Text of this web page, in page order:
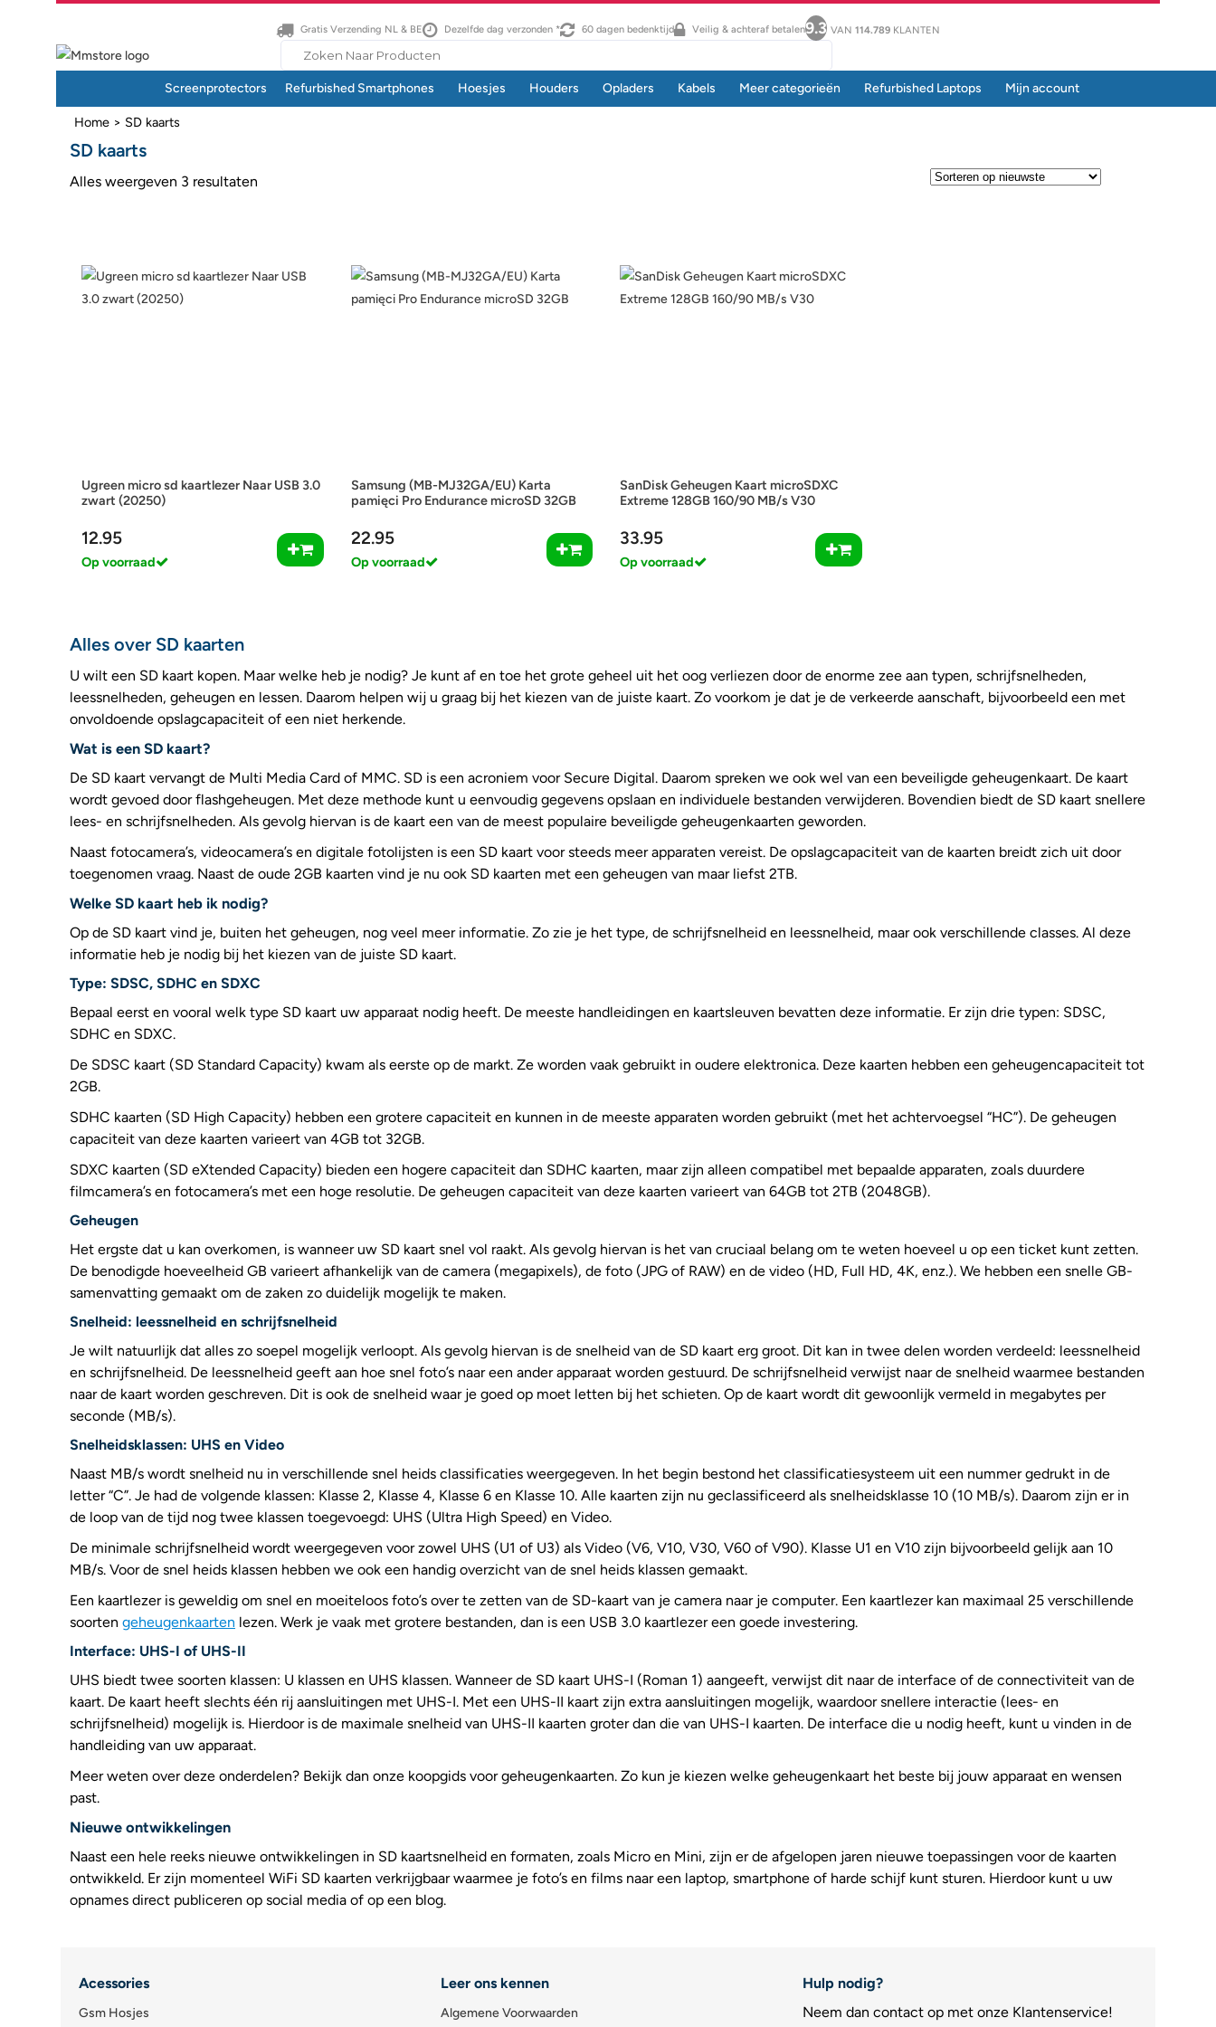
Gratis Verzending NL & BE Dezelfde dag verzonden * 60 dagen bedenktijd Veilig & achteraf betalen9.3 VAN 114.789 KLANTEN
Search
Screenprotectors
Refurbished Smartphones Hoesjes Houders Opladers Kabels Meer categorieën Refurbished Laptops Mijn account
Home > SD kaarts
SD kaarts
Alles weergeven 3 resultaten
Ugreen micro sd kaartlezer Naar USB 3.0
zwart (20250)
12.95
Op voorraad
Samsung (MB-MJ32GA/EU) Karta
pamięci Pro Endurance microSD 32GB
22.95
Op voorraad
SanDisk Geheugen Kaart microSDXC
Extreme 128GB 160/90 MB/s V30
33.95
Op voorraad
Alles over SD kaarten
U wilt een SD kaart kopen. Maar welke heb je nodig? Je kunt af en toe het grote geheel uit het oog verliezen door de enorme zee aan typen, schrijfsnelheden,
leessnelheden, geheugen en lessen. Daarom helpen wij u graag bij het kiezen van de juiste kaart. Zo voorkom je dat je de verkeerde aanschaft, bijvoorbeeld een met
onvoldoende opslagcapaciteit of een niet herkende.
Wat is een SD kaart?
De SD kaart vervangt de Multi Media Card of MMC. SD is een acroniem voor Secure Digital. Daarom spreken we ook wel van een beveiligde geheugenkaart. De kaart
wordt gevoed door flashgeheugen. Met deze methode kunt u eenvoudig gegevens opslaan en individuele bestanden verwijderen. Bovendien biedt de SD kaart snellere
lees- en schrijfsnelheden. Als gevolg hiervan is de kaart een van de meest populaire beveiligde geheugenkaarten geworden.
Naast fotocamera’s, videocamera’s en digitale fotolijsten is een SD kaart voor steeds meer apparaten vereist. De opslagcapaciteit van de kaarten breidt zich uit door
toegenomen vraag. Naast de oude 2GB kaarten vind je nu ook SD kaarten met een geheugen van maar liefst 2TB.
Welke SD kaart heb ik nodig?
Op de SD kaart vind je, buiten het geheugen, nog veel meer informatie. Zo zie je het type, de schrijfsnelheid en leessnelheid, maar ook verschillende classes. Al deze
informatie heb je nodig bij het kiezen van de juiste SD kaart.
Type: SDSC, SDHC en SDXC
Bepaal eerst en vooral welk type SD kaart uw apparaat nodig heeft. De meeste handleidingen en kaartsleuven bevatten deze informatie. Er zijn drie typen: SDSC,
SDHC en SDXC.
De SDSC kaart (SD Standard Capacity) kwam als eerste op de markt. Ze worden vaak gebruikt in oudere elektronica. Deze kaarten hebben een geheugencapaciteit tot
2GB.
SDHC kaarten (SD High Capacity) hebben een grotere capaciteit en kunnen in de meeste apparaten worden gebruikt (met het achtervoegsel “HC”). De geheugen
capaciteit van deze kaarten varieert van 4GB tot 32GB.
SDXC kaarten (SD eXtended Capacity) bieden een hogere capaciteit dan SDHC kaarten, maar zijn alleen compatibel met bepaalde apparaten, zoals duurdere
filmcamera’s en fotocamera’s met een hoge resolutie. De geheugen capaciteit van deze kaarten varieert van 64GB tot 2TB (2048GB).
Geheugen
Het ergste dat u kan overkomen, is wanneer uw SD kaart snel vol raakt. Als gevolg hiervan is het van cruciaal belang om te weten hoeveel u op een ticket kunt zetten.
De benodigde hoeveelheid GB varieert afhankelijk van de camera (megapixels), de foto (JPG of RAW) en de video (HD, Full HD, 4K, enz.). We hebben een snelle GB-
samenvatting gemaakt om de zaken zo duidelijk mogelijk te maken.
Snelheid: leessnelheid en schrijfsnelheid
Je wilt natuurlijk dat alles zo soepel mogelijk verloopt. Als gevolg hiervan is de snelheid van de SD kaart erg groot. Dit kan in twee delen worden verdeeld: leessnelheid
en schrijfsnelheid. De leessnelheid geeft aan hoe snel foto’s naar een ander apparaat worden gestuurd. De schrijfsnelheid verwijst naar de snelheid waarmee bestanden
naar de kaart worden geschreven. Dit is ook de snelheid waar je goed op moet letten bij het schieten. Op de kaart wordt dit gewoonlijk vermeld in megabytes per
seconde (MB/s).
Snelheidsklassen: UHS en Video
Naast MB/s wordt snelheid nu in verschillende snel heids classificaties weergegeven. In het begin bestond het classificatiesysteem uit een nummer gedrukt in de
letter “C”. Je had de volgende klassen: Klasse 2, Klasse 4, Klasse 6 en Klasse 10. Alle kaarten zijn nu geclassificeerd als snelheidsklasse 10 (10 MB/s). Daarom zijn er in
de loop van de tijd nog twee klassen toegevoegd: UHS (Ultra High Speed) en Video.
De minimale schrijfsnelheid wordt weergegeven voor zowel UHS (U1 of U3) als Video (V6, V10, V30, V60 of V90). Klasse U1 en V10 zijn bijvoorbeeld gelijk aan 10
MB/s. Voor de snel heids klassen hebben we ook een handig overzicht van de snel heids klassen gemaakt.
Een kaartlezer is geweldig om snel en moeiteloos foto’s over te zetten van de SD-kaart van je camera naar je computer. Een kaartlezer kan maximaal 25 verschillende
soorten geheugenkaarten lezen. Werk je vaak met grotere bestanden, dan is een USB 3.0 kaartlezer een goede investering.
Interface: UHS-I of UHS-II
UHS biedt twee soorten klassen: U klassen en UHS klassen. Wanneer de SD kaart UHS-I (Roman 1) aangeeft, verwijst dit naar de interface of de connectiviteit van de
kaart. De kaart heeft slechts één rij aansluitingen met UHS-I. Met een UHS-II kaart zijn extra aansluitingen mogelijk, waardoor snellere interactie (lees- en
schrijfsnelheid) mogelijk is. Hierdoor is de maximale snelheid van UHS-II kaarten groter dan die van UHS-I kaarten. De interface die u nodig heeft, kunt u vinden in de
handleiding van uw apparaat.
Meer weten over deze onderdelen? Bekijk dan onze koopgids voor geheugenkaarten. Zo kun je kiezen welke geheugenkaart het beste bij jouw apparaat en wensen
past.
Nieuwe ontwikkelingen
Naast een hele reeks nieuwe ontwikkelingen in SD kaartsnelheid en formaten, zoals Micro en Mini, zijn er de afgelopen jaren nieuwe toepassingen voor de kaarten
ontwikkeld. Er zijn momenteel WiFi SD kaarten verkrijgbaar waarmee je foto’s en films naar een laptop, smartphone of harde schijf kunt sturen. Hierdoor kunt u uw
opnames direct publiceren op social media of op een blog.
Acessories
Gsm Hosjes
Leer ons kennen
Algemene Voorwaarden
Hulp nodig?
Neem dan contact op met onze Klantenservice!